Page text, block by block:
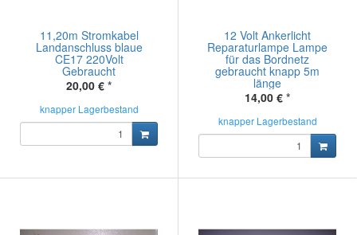
11,20m Stromkabel
Landanschluss blaue
CE17 220Volt
Gebraucht
20,00 € *
knapper Lagerbestand
12 Volt Ankerlicht
Reparaturlampe Lampe
für das Bordnetz
gebraucht knapp 5m
länge
14,00 € *
knapper Lagerbestand